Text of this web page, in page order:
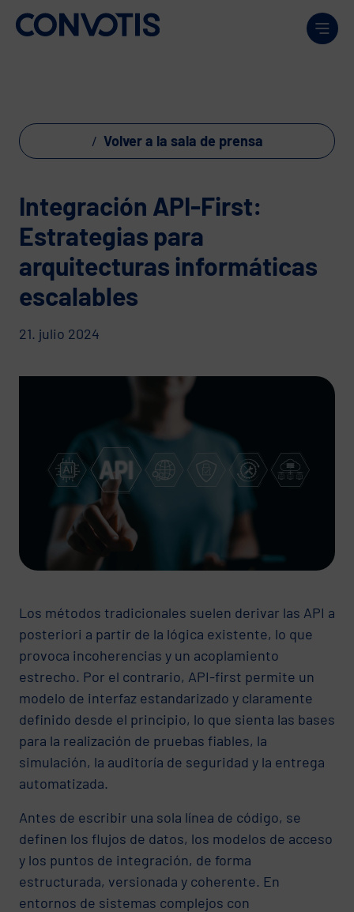
Skip to content
Volver a la sala de prensa
Integración API-First:
Estrategias para
arquitecturas informáticas
escalables
21. julio 2024
Los métodos tradicionales suelen derivar las API a
posteriori a partir de la lógica existente, lo que
provoca incoherencias y un acoplamiento
estrecho. Por el contrario, API-first permite un
modelo de interfaz estandarizado y claramente
definido desde el principio, lo que sienta las bases
para la realización de pruebas fiables, la
simulación, la auditoría de seguridad y la entrega
automatizada.
Antes de escribir una sola línea de código, se
definen los flujos de datos, los modelos de acceso
y los puntos de integración, de forma
estructurada, versionada y coherente. En
entornos de sistemas complejos con